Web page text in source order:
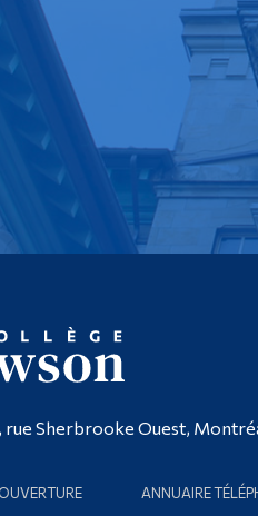
rue Sherbrooke Ouest,
ANNUAIRE